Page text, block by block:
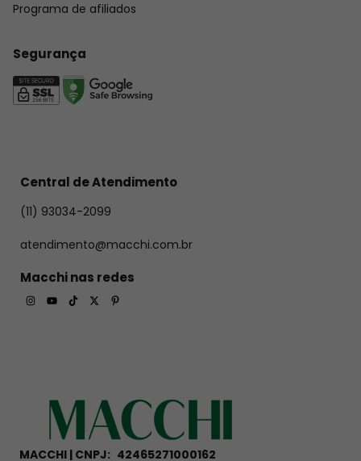
Programa de afiliados
Segurança
Central de Atendimento
(11) 93034-2099
atendimento@macchi.com.br
Macchi nas redes
MACCHI | CNPJ: 42465271000162